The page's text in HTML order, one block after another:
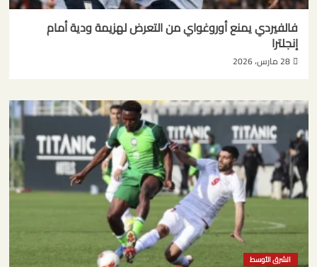
فالفيردي يمنع أوروغواي من التعرض لهزيمة ودية أمام
إنجلترا
28 مارس، 2026
الشرق الأوسط